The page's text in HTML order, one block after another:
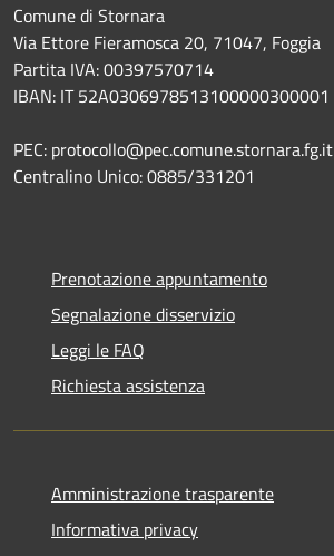
Comune di Stornara
Via Ettore Fieramosca 20, 71047, Foggia
Partita IVA: 00397570714
IBAN: IT 52A0306978513100000300001
PEC: protocollo@pec.comune.stornara.fg.it
Centralino Unico: 0885/331201
Prenotazione appuntamento
Segnalazione disservizio
Leggi le FAQ
Richiesta assistenza
Amministrazione trasparente
Informativa privacy